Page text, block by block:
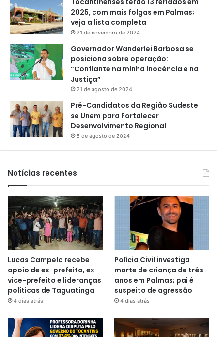
Tocantinenses terão 13 feriados em
2025, com mais folgas em Palmas;
veja a lista completa
21 de novembro de 2024
Governador Wanderlei Barbosa se
posiciona sobre operação:
“Confiante na minha inocência e na
Justiça”
21 de agosto de 2024
Pré-Candidatos da Região Sudeste
se Unem para Fortalecer
Desenvolvimento Regional
5 de agosto de 2024
Notícias recentes
Lucas Campelo recebe
apoio de ex-prefeito, ex-
vice-prefeito e lideranças
políticas de Taguatinga
4 dias atrás
Polícia Civil investiga
morte de criança de três
anos em Palmas; pai é
suspeito de agressão
4 dias atrás